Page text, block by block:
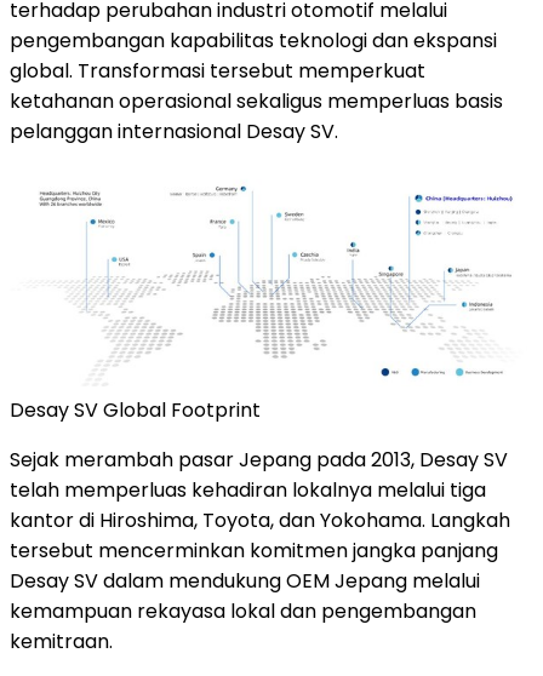
terhadap perubahan industri otomotif melalui
pengembangan kapabilitas teknologi dan ekspansi
global. Transformasi tersebut memperkuat
ketahanan operasional sekaligus memperluas basis
pelanggan internasional Desay SV.
Desay SV Global Footprint
Sejak merambah pasar Jepang pada 2013, Desay SV
telah memperluas kehadiran lokalnya melalui tiga
kantor di Hiroshima, Toyota, dan Yokohama. Langkah
tersebut mencerminkan komitmen jangka panjang
Desay SV dalam mendukung OEM Jepang melalui
kemampuan rekayasa lokal dan pengembangan
kemitraan.